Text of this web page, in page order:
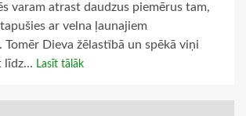
varam atrast daudzus piemērus tam,
ar velna ļaunajiem
Tomēr Dieva žēlastībā un spēkā viņi
līdz... Lasīt tālāk